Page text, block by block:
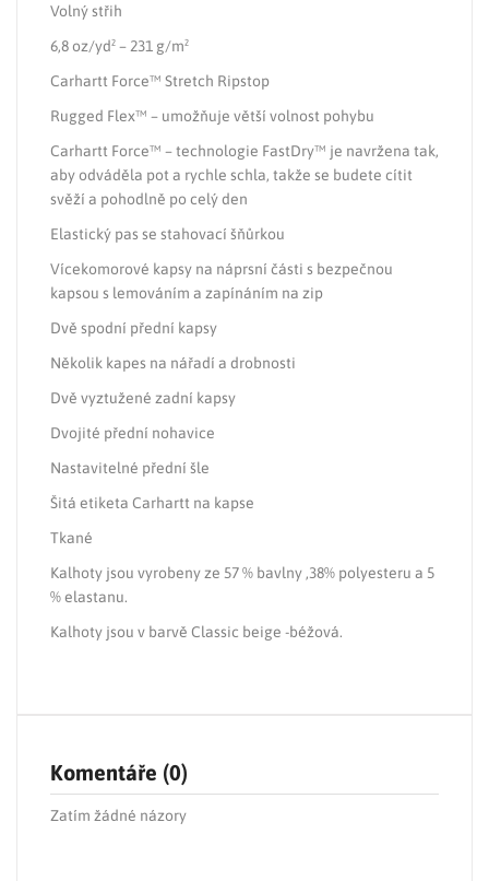
Volný střih
6,8 oz/yd² – 231 g/m²
Carhartt Force™ Stretch Ripstop
Rugged Flex™ – umožňuje větší volnost pohybu
Carhartt Force™ – technologie FastDry™ je navržena tak,
aby odváděla pot a rychle schla, takže se budete cítit
svěží a pohodlně po celý den
Elastický pas se stahovací šňůrkou
Vícekomorové kapsy na náprsní části s bezpečnou
kapsou s lemováním a zapínáním na zip
Dvě spodní přední kapsy
Několik kapes na nářadí a drobnosti
Dvě vyztužené zadní kapsy
Dvojité přední nohavice
Nastavitelné přední šle
Šitá etiketa Carhartt na kapse
Tkané
Kalhoty jsou vyrobeny ze 57 % bavlny ,38% polyesteru a 5
% elastanu.
Kalhoty jsou v barvě Classic beige -béžová.
Komentáře (0)
Zatím žádné názory